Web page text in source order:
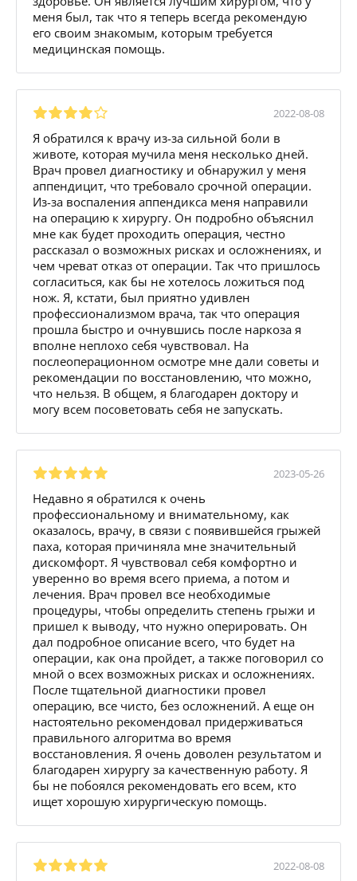
меня был, так что я теперь всегда рекомендую
его своим знакомым, которым требуется
медицинская помощь.
2022-08-08
Я обратился к врачу из-за сильной боли в
животе, которая мучила меня несколько дней.
Врач провел диагностику и обнаружил у меня
аппендицит, что требовало срочной операции.
Из-за воспаления аппендикса меня направили
на операцию к хирургу. Он подробно объяснил
мне как будет проходить операция, честно
рассказал о возможных рисках и осложнениях, и
чем чреват отказ от операции. Так что пришлось
согласиться, как бы не хотелось ложиться под
нож. Я, кстати, был приятно удивлен
профессионализмом врача, так что операция
прошла быстро и очнувшись после наркоза я
вполне неплохо себя чувствовал. На
послеоперационном осмотре мне дали советы и
рекомендации по восстановлению, что можно,
что нельзя. В общем, я благодарен доктору и
могу всем посоветовать себя не запускать.
2023-05-26
Недавно я обратился к очень
профессиональному и внимательному, как
оказалось, врачу, в связи с появившейся грыжей
паха, которая причиняла мне значительный
дискомфорт. Я чувствовал себя комфортно и
уверенно во время всего приема, а потом и
лечения. Врач провел все необходимые
процедуры, чтобы определить степень грыжи и
пришел к выводу, что нужно оперировать. Он
дал подробное описание всего, что будет на
операции, как она пройдет, а также поговорил со
мной о всех возможных рисках и осложнениях.
После тщательной диагностики провел
операцию, все чисто, без осложнений. А еще он
настоятельно рекомендовал придерживаться
правильного алгоритма во время
восстановления. Я очень доволен результатом и
благодарен хирургу за качественную работу. Я
бы не побоялся рекомендовать его всем, кто
ищет хорошую хирургическую помощь.
2022-08-08